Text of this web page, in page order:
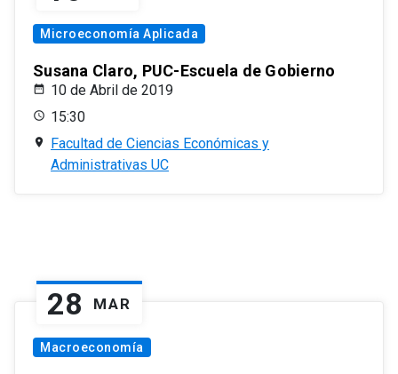
Microeconomía Aplicada
Susana Claro, PUC-Escuela de Gobierno
10 de Abril de 2019
15:30
Facultad de Ciencias Económicas y
Administrativas UC
28 MAR
Macroeconomía